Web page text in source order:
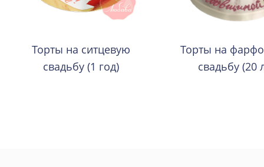
Торты на ситцевую
свадьбу (1 год)
Торты на
свадьбу (20